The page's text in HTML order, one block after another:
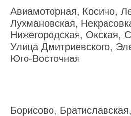
Авиамоторная, Косино,
Лухмановская,
Нижегородская, Окская,
Улица Дмитриевского,
Юго-Восточная
Борисово,